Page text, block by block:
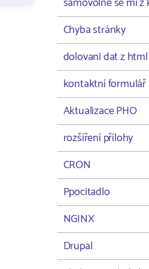
Chyba stránky
dolovani dat z
kontaktní formulář
Aktualizace PHO
rozšíření přílohy
CRON
Ppocitadlo
NGINX
Drupal